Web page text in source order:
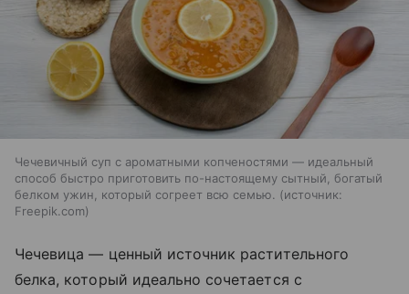
Чечевичный суп с ароматными копченостями — идеальный
способ быстро приготовить по-настоящему сытный, богатый
белком ужин, который согреет всю семью.
источник:
Freepik.com
Чечевица — ценный источник растительного
белка, который идеально сочетается с